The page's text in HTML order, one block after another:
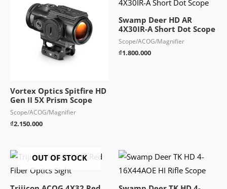
Vortex Optics Spitfire HD
Gen II 5X Prism Scope
Scope/ACOG/Magnifier
₫2.150.000
Swamp Deer HD AR
4X30IR-A Short Dot Scope
Scope/ACOG/Magnifier
₫1.800.000
OUT OF STOCK